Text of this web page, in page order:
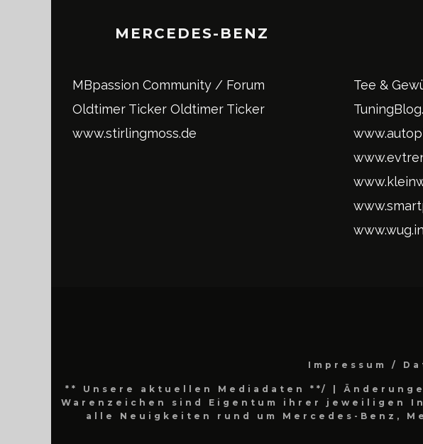
MERCEDES-BENZ
MBpassion Community / Forum
Oldtimer Ticker Oldtimer Ticker
www.stirlingmoss.de
Tee &
Impressum /
** Unsere aktuellen Mediadaten **/
|
Warenzeichen sind Eigentum ihrer jeweiligen
alle Neuigkeiten rund um Mercedes-Benz,